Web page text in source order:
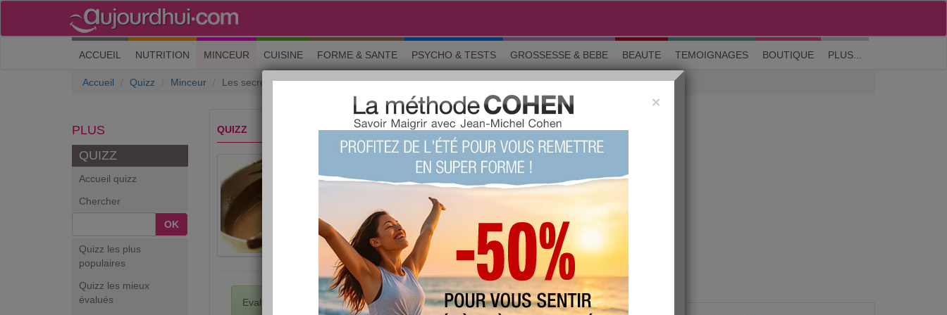
M'inscrire| Me connecter| ? Visite guidée
ACCUEIL (current)
NUTRITION MINCEUR CUISINE FORME & SANTE PSYCHO & TESTS GROSSESSE & BEBE BEAUTE TEMOIGNAGES BOUTIQUE PLUS...
Accueil Quizz Minceur Les secrets minceur du chocolat
PLUS
QUIZZ
Accueil quizz
Chercher
OK
Quizz les plus
populaires
Quizz les mieux
évalués
QUIZZ
Les secrets minceur du chocolat?
Note :+369Le quizz du siècle !(fait 11345
Score moyen : 57 %
Evaluez ce quizz : intéressant (423) peu intéressant (54)
×